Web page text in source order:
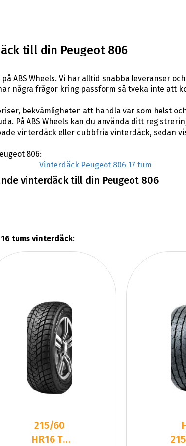
till din Peugeot 806
på ABS Wheels. Vi har alltid snabba leveranser
några frågor kring passform så tveka inte att
bekvämligheten att handla var som helst
På ABS Wheels kan du använda ditt
vinterdäck eller dubbfria vinterdäck, sedan
806:
Vinterdäck Peugeot 806 17 tum
vinterdäck till din Peugeot 806
tums vinterdäck:
215/60
HR16 TL